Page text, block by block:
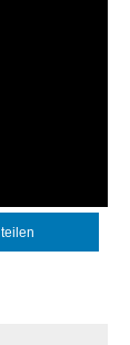
teilen